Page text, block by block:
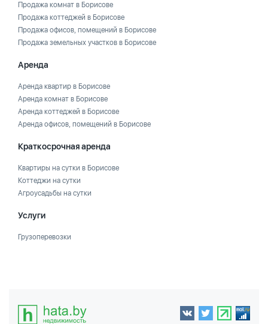
Продажа комнат в Борисове
Продажа коттеджей в Борисове
Продажа офисов, помещений в Борисове
Продажа земельных участков в Борисове
Аренда
Аренда квартир в Борисове
Аренда комнат в Борисове
Аренда коттеджей в Борисове
Аренда офисов, помещений в Борисове
Краткосрочная аренда
Квартиры на сутки в Борисове
Коттеджи на сутки
Агроусадьбы на сутки
Услуги
Грузоперевозки